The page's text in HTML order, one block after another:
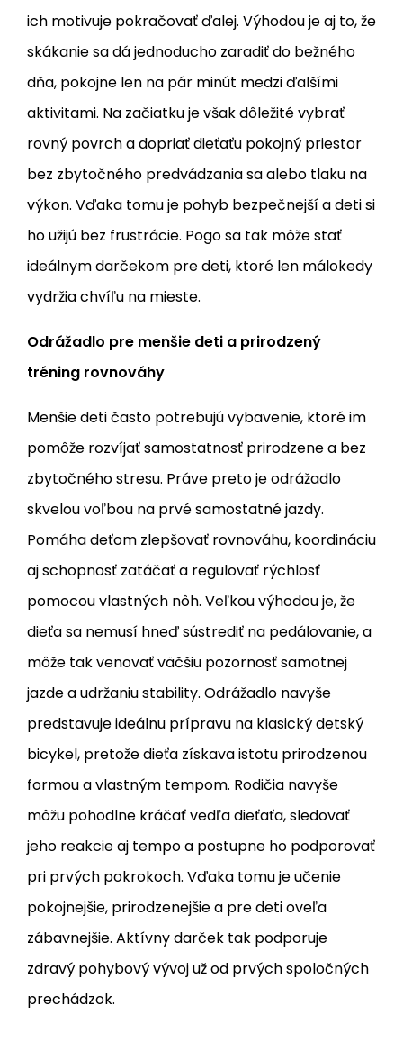
ich motivuje pokračovať ďalej. Výhodou je aj to, že
skákanie sa dá jednoducho zaradiť do bežného
dňa, pokojne len na pár minút medzi ďalšími
aktivitami. Na začiatku je však dôležité vybrať
rovný povrch a dopriať dieťaťu pokojný priestor
bez zbytočného predvádzania sa alebo tlaku na
výkon. Vďaka tomu je pohyb bezpečnejší a deti si
ho užijú bez frustrácie. Pogo sa tak môže stať
ideálnym darčekom pre deti, ktoré len málokedy
vydržia chvíľu na mieste.
Odrážadlo pre menšie deti a prirodzený
tréning rovnováhy
Menšie deti často potrebujú vybavenie, ktoré im
pomôže rozvíjať samostatnosť prirodzene a bez
zbytočného stresu. Práve preto jeodrážadlo
skvelou voľbou na prvé samostatné jazdy.
Pomáha deťom zlepšovať rovnováhu, koordináciu
aj schopnosť zatáčať a regulovať rýchlosť
pomocou vlastných nôh. Veľkou výhodou je, že
dieťa sa nemusí hneď sústrediť na pedálovanie, a
môže tak venovať väčšiu pozornosť samotnej
jazde a udržaniu stability. Odrážadlo navyše
predstavuje ideálnu prípravu na klasický detský
bicykel, pretože dieťa získava istotu prirodzenou
formou a vlastným tempom. Rodičia navyše
môžu pohodlne kráčať vedľa dieťaťa, sledovať
jeho reakcie aj tempo a postupne ho podporovať
pri prvých pokrokoch. Vďaka tomu je učenie
pokojnejšie, prirodzenejšie a pre deti oveľa
zábavnejšie. Aktívny darček tak podporuje
zdravý pohybový vývoj už od prvých spoločných
prechádzok.